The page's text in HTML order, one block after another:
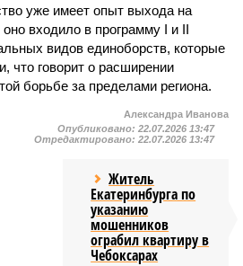
уже имеет опыт выхода на
входило в программу I и II
видов единоборств, которые
что говорит о расширении
борьбе за пределами региона.
Александра Иванова
Опубликовано: 22.07.2026 13:47
Отредактировано: 22.07.2026 13:47
Житель
Екатеринбурга по
указанию
мошенников
ограбил квартиру в
Чебоксарах